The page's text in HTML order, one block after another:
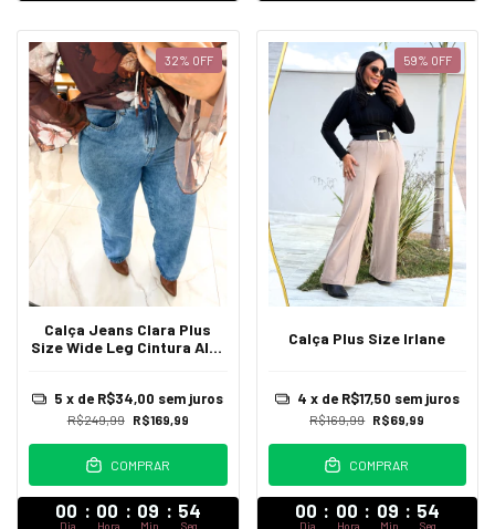
32% OFF
Calça Jeans Clara Plus
Size Wide Leg Cintura Alta
R$249,99 R$169,99
5 x de R$34,00 sem juros
COMPRAR
00 : 00 : 09 : 52
Dia Hora Min Seg
59% OFF
Calça Plus Size Irlane
R$169,99 R$69,99
4 x de R$17,50 sem juros
COMPRAR
00 : 00 : 09 : 52
Dia Hora Min Seg